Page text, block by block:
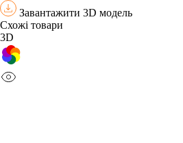
Завантажити 3D модель
Схожі товари
3D